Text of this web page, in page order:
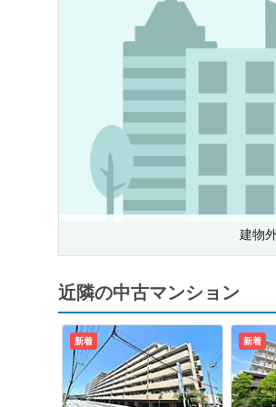
建物
近隣の中古マンション
新着 新着